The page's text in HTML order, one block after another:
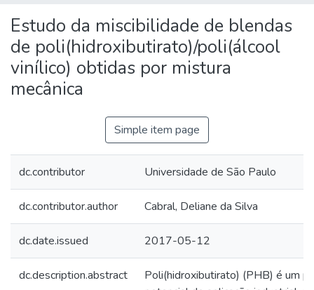
Statistics
Estudo da miscibilidade de blendas
de poli(hidroxibutirato)/poli(álcool
vinílico) obtidas por mistura
mecânica
Simple item page
dc.contributor Universidade de São Paulo
dc.contributor.author Cabral, Deliane da Silva
dc.date.issued 2017-05-12
dc.description.abstract
Poli(hidroxibutirato) (PHB) é um